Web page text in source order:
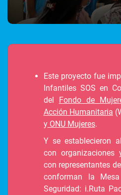
Este proyecto fue
Infantiles SOS en
del Fondo de
Acción Humanitaria
yONU Mujeres.
Y se establecieron
con organizaciones
con representantes
conforman la
Seguridad: i.Ruta